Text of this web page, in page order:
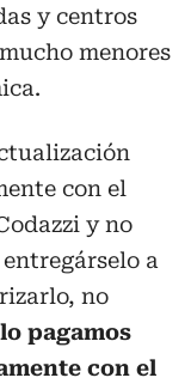
y centros
menores
con el
y no
a
no
lo pagamos
con el